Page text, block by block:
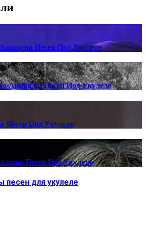
Песен Под Укулеле
Аккорды Песен Под Укулеле
Песен Под Укулеле
Песен Под Укулеле
песен для укулеле